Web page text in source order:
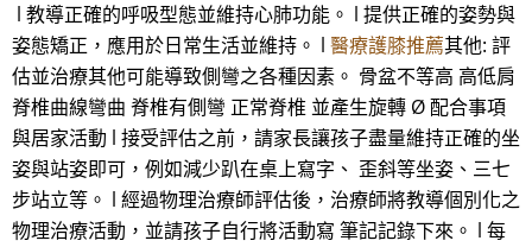
l 教導正確的呼吸型態並維持心肺功能。 l 提供正確的姿勢與
姿態矯正，應用於日常生活並維持。 l 醫療護膝推薦其他: 評
估並治療其他可能導致側彎之各種因素。 骨盆不等高 高低肩
脊椎曲線彎曲 脊椎有側彎 正常脊椎 並產生旋轉 Ø 配合事項
與居家活動 l 接受評估之前，請家長讓孩子盡量維持正確的坐
姿與站姿即可，例如減少趴在桌上寫字、 歪斜等坐姿、三七
步站立等。 l 經過物理治療師評估後，治療師將教導個別化之
物理治療活動，並請孩子自行將活動寫 筆記記錄下來。 l 每